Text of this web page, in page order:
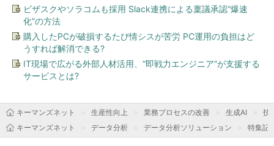
ビザスクやソラコムも採用 Slack連携による稟議承認“爆速
化”の方法
購入したPCが破損するたび情シスが苦労 PC運用の負担はど
うすれば解消できる?
IT現場で広がる外部人材活用、“即戦力エンジニア”が支援する
サービスとは?
キーマンズネット 生産性向上 業務プロセスの改善 生成AI
技
キーマンズネット
データ分析 データ分析ソリューション 特集記